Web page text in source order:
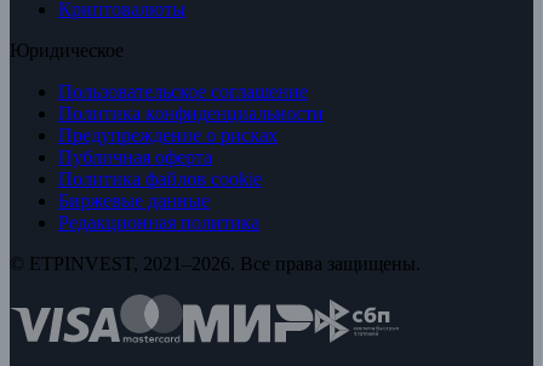
Криптовалюты
Юридическое
Пользовательское соглашение
Политика конфиденциальности
Предупреждение о рисках
Публичная оферта
Политика файлов cookie
Биржевые данные
Редакционная политика
© ETPINVEST, 2021–2026. Все права защищены.